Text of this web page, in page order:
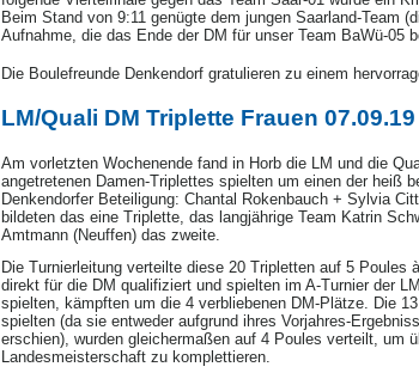
Beim Stand von 9:11 genügte dem jungen Saarland-Team
Aufnahme, die das Ende der DM für unser Team BaWü-05
Die Boulefreunde Denkendorf gratulieren zu einem
LM/Quali DM Triplette Frauen 07.09.19
Am vorletzten Wochenende fand in Horb die LM und die
angetretenen Damen-Triplettes spielten um einen der heiß
Denkendorfer Beteiligung: Chantal Rokenbauch + Sylvia
bildeten das eine Triplette, das langjährige Team Katrin
Amtmann (Neuffen) das zweite.
Die Turnierleitung verteilte diese 20 Tripletten auf 5
direkt für die DM qualifiziert und spielten im A-Turnier der
spielten, kämpften um die 4 verbliebenen DM-Plätze. Die
spielten (da sie entweder aufgrund ihres Vorjahres-
erschien), wurden gleichermaßen auf 4 Poules verteilt, um
Landesmeisterschaft zu komplettieren.